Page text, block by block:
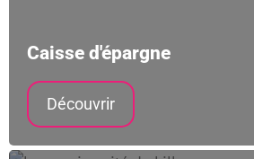
Caisse d'épargne
Découvrir